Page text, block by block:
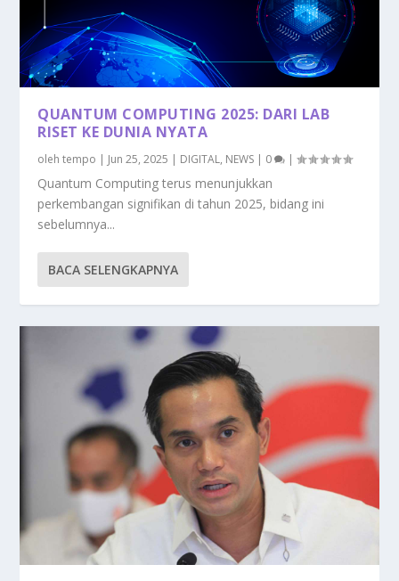
QUANTUM COMPUTING 2025: DARI LAB
RISET KE DUNIA NYATA
olehtempo | Jun 25, 2025 | DIGITAL, NEWS | 0 |
Quantum Computing terus menunjukkan
perkembangan signifikan di tahun 2025, bidang ini
sebelumnya...
BACA SELENGKAPNYA